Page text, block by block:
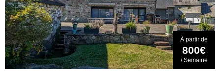
À partir de
800€
/ Semaine